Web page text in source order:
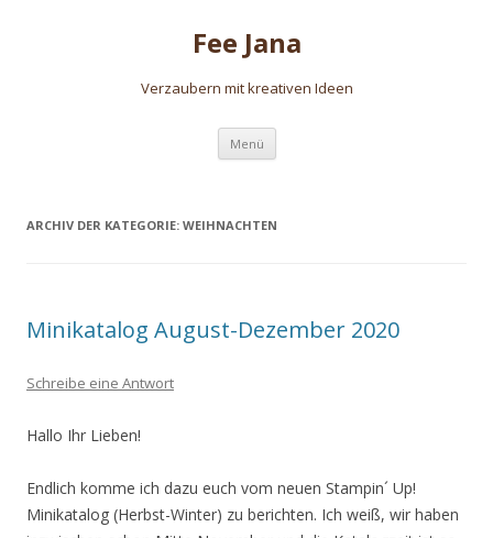
Fee Jana
Verzaubern mit kreativen Ideen
Menü Zum
springen
ARCHIV DER KATEGORIE: WEIHNACHTEN
Minikatalog August-Dezember 2020
Schreibe eine Antwort
Hallo Ihr Lieben!
Endlich komme ich dazu euch vom neuen Stampin´ Up!
Minikatalog (Herbst-Winter) zu berichten. Ich weiß, wir haben